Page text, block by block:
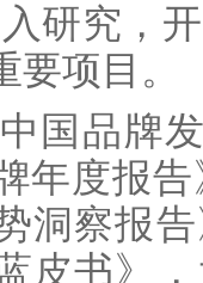
研究，
项目。
国品牌
年度报
洞察报
皮书》